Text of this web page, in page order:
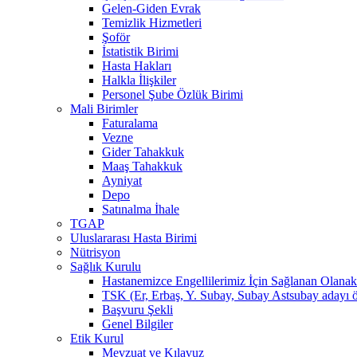
Gelen-Giden Evrak
Temizlik Hizmetleri
Şoför
İstatistik Birimi
Hasta Hakları
Halkla İlişkiler
Personel Şube Özlük Birimi
Mali Birimler
Faturalama
Vezne
Gider Tahakkuk
Maaş Tahakkuk
Ayniyat
Depo
Satınalma İhale
TGAP
Uluslararası Hasta Birimi
Nütrisyon
Sağlık Kurulu
Hastanemizce Engellilerimiz İçin Sağlanan
TSK (Er, Erbaş, Y. Subay, Subay Astsubay adayı
Başvuru Şekli
Genel Bilgiler
Etik Kurul
Mevzuat ve Kılavuz